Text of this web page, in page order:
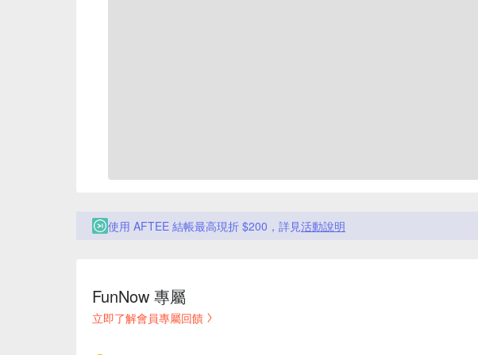
使用 AFTEE 結帳最高現折 $200，詳見活動說明
FunNow 專屬
立即了解會員專屬回饋